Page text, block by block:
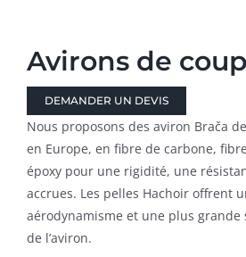
Avirons de
DEMANDER UN DEVIS
Nous proposons des aviron Brača
en Europe, en fibre de carbone,
époxy pour une rigidité, une
accrues. Les pelles Hachoir offrent
aérodynamisme et une plus grande
de l’aviron.